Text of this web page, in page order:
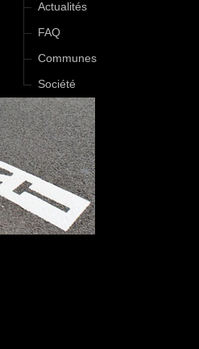
Actualités
FAQ
Communes
Société